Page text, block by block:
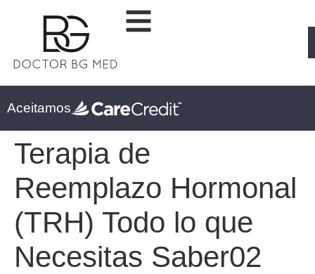
Aceitamos
Terapia de
Reemplazo Hormonal
(TRH) Todo lo que
Necesitas Saber02